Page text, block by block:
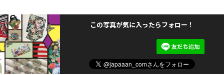
この写真が気に入ったらフォロー！